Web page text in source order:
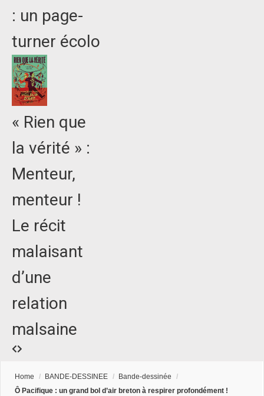
: un page-
turner écolo
« Rien que
la vérité » :
Menteur,
menteur !
Le récit
malaisant
d’une
relation
malsaine
Home / BANDE-DESSINEE / Bande-dessinée
/
Ô Pacifique : un grand bol d’air breton à respirer profondément !